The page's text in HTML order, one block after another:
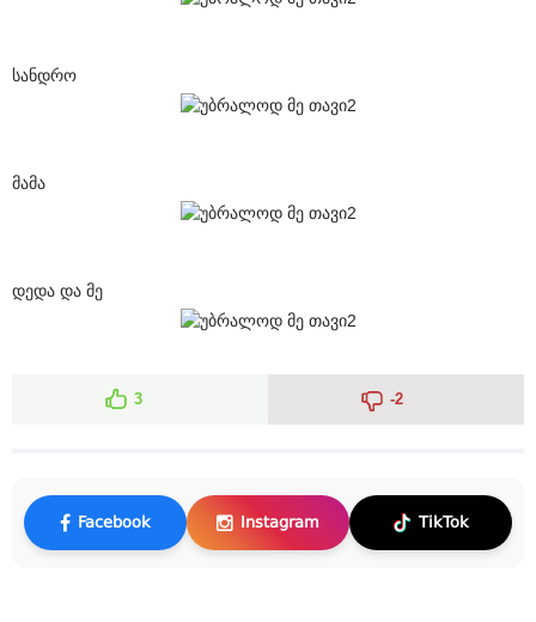
სანდრო
მამა
დედა და მე
3 -2
Facebook Instagram TikTok